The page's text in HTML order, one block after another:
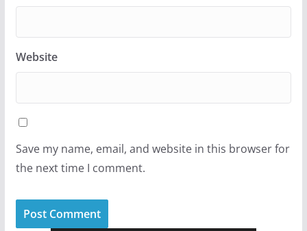
Website
Save my name, email, and website in this browser for
the next time I comment.